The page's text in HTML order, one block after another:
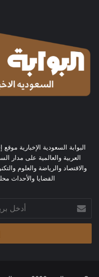
البوابة السعودية الإخبارية
العربية والعالمية على مدار
والاقتصاد والرياضة والعلوم
القضايا والأحداث
بريدك
الإلكتروني